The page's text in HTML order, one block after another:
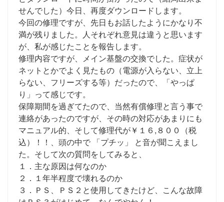
せんでした）今日、再度ダウンロードします。
今回の修理ですが、先日もお話したようにかなり不
満が残りました。人それぞれ意見は違うと思います
が、私が感じたことを報告します。
修理内容ですが、メイン基盤の交換でした。症状が
ネットとかでよく見たもの（電源が入らない、立上
らない、フリーズする等）だったので、「やっぱ
り」って感じです。
保障期間を過ぎてたので、当然有償修理と言う事で
連絡があったのですが、その時の対応があまりにも
マニュアル的、そして修理代が￥１６,８００（税
込）！！、頭の中で 「プチッ」 と音が聞こえまし
た。そして次の質問をしてみると、
１．主な原因は何なのか
２．１年半程度で壊れるのか
３．ＰＳ、ＰＳ２と使用してきたけど、こんな故障